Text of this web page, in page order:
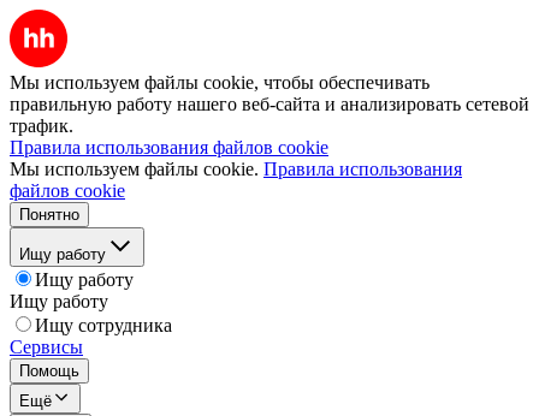
Мы используем файлы cookie, чтобы обеспечивать
правильную работу нашего веб-сайта и анализировать сетевой
трафик.
Правила использования файлов cookie
Мы используем файлы cookie. Правила использования
файлов cookie
Понятно
Ищу работу
Ищу работу
Ищу работу
Ищу сотрудника
Сервисы
Помощь
Ещё